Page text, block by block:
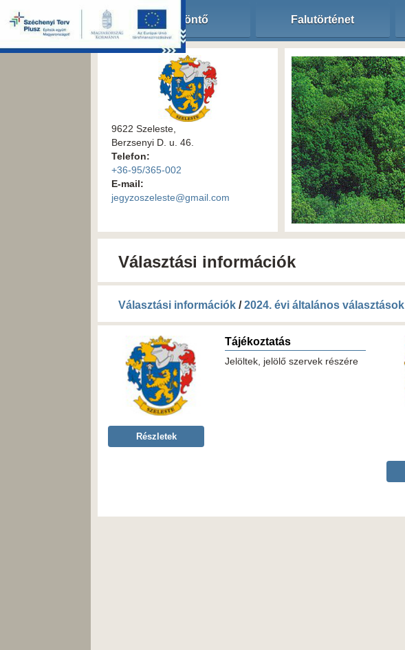
Köszöntő Falutörténet
9622 Szeleste,
Berzsenyi D. u. 46.
Telefon:
+36-95/365-002
E-mail:
jegyzoszeleste@gmail.com
Választási információk
Választási információk /2024. évi általános választások
Tájékoztatás
Jelöltek, jelölő szervek részére
Részletek